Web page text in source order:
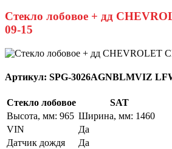
Стекло лобовое + дд
09-15
Артикул: SPG-3026AGNBLMVIZ
Стекло лобовое
SAT
Высота, мм: 965 Ширина, мм: 1460
VIN
Да
Датчик дождя
Да